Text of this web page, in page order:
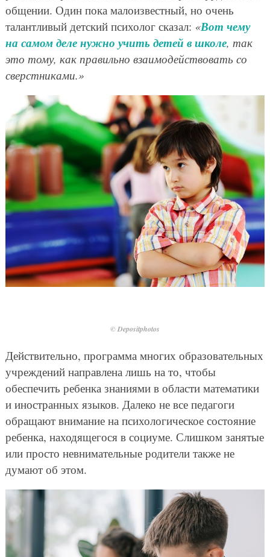
общении. Один пока малоизвестный, но очень
талантливый детский психолог сказал: «Вот чему
на самом деле нужно учить детей в школе, так
это тому, как правильно взаимодействовать со
сверстниками.»
© Depositphotos
Действительно, программа многих образовательных
учреждений направлена лишь на то, чтобы
обеспечить ребенка знаниями в области математики
и иностранных языков. Далеко не все педагоги
обращают внимание на психологическое состояние
ребенка, находящегося в социуме. Слишком занятые
или просто невнимательные родители также не
думают об этом.